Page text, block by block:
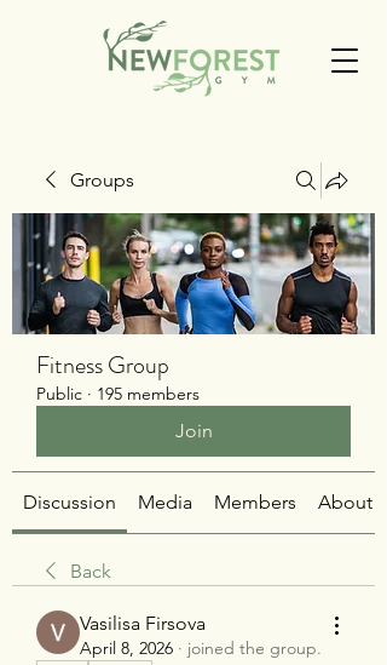
Groups
Fitness Group
Public · 195 members
Join
Discussion Media Members About
Back
Vasilisa Firsova
April 8, 2026 · joined the group.